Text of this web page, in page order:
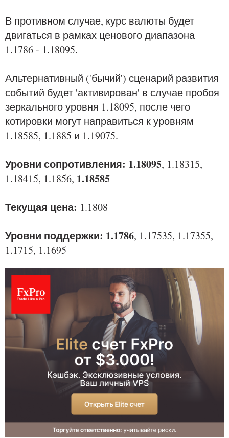
В противном случае, курс валюты будет
двигаться в рамках ценового диапазона
1.1786 - 1.18095.
Альтернативный ('бычий') сценарий развития
событий будет 'активирован' в случае пробоя
зеркального уровня 1.18095, после чего
котировки могут направиться к уровням
1.18585, 1.1885 и 1.19075.
Уровни сопротивления: 1.18095, 1.18315,
1.18415, 1.1856, 1.18585
Текущая цена: 1.1808
Уровни поддержки: 1.1786, 1.17535, 1.17355,
1.1715, 1.1695